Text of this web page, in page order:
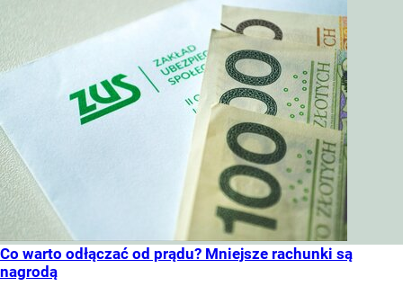
Co warto odłączać od prądu? Mniejsze rachunki są
nagrodą